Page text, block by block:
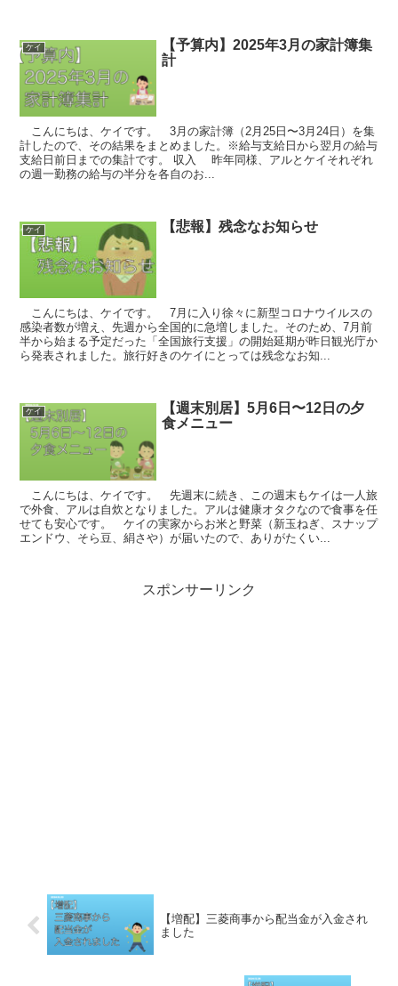
ケイ
【予算内】2025年3月の家計簿集
計
こんにちは、ケイです。 3月の家計簿（2月25日〜3月24日）を集
計したので、その結果をまとめました。※給与支給日から翌月の給与
支給日前日までの集計です。 収入 昨年同様、アルとケイそれぞれ
の週一勤務の給与の半分を各自のお...
ケイ 【悲報】残念なお知らせ
こんにちは、ケイです。 7月に入り徐々に新型コロナウイルスの
感染者数が増え、先週から全国的に急増しました。そのため、7月前
半から始まる予定だった「全国旅行支援」の開始延期が昨日観光庁か
ら発表されました。旅行好きのケイにとっては残念なお知...
ケイ
【週末別居】5月6日〜12日の夕
食メニュー
こんにちは、ケイです。 先週末に続き、この週末もケイは一人旅
で外食、アルは自炊となりました。アルは健康オタクなので食事を任
せても安心です。 ケイの実家からお米と野菜（新玉ねぎ、スナップ
エンドウ、そら豆、絹さや）が届いたので、ありがたくい...
スポンサーリンク
【増配】三菱商事から配当金が入金され
ました